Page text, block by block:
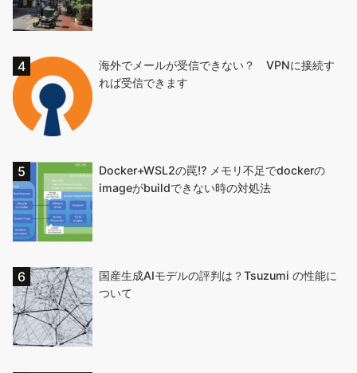
海外でメールが受信できない？ VPNに接続す
れば受信できます
Docker+WSL2の罠!? メモリ不足でdockerの
imageがbuildできない時の対処法
国産生成AIモデルの評判は？Tsuzumi の性能に
ついて